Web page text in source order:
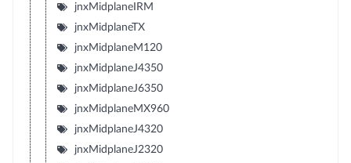
jnxMidplaneIRM
jnxMidplaneTX
jnxMidplaneM120
jnxMidplaneJ4350
jnxMidplaneJ6350
jnxMidplaneMX960
jnxMidplaneJ4320
jnxMidplaneJ2320